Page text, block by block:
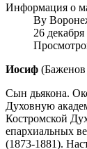
Информация о
By
26
Иосиф (Баженов
Сын дьякона.
Духовную
Костромской
епархиальных
(1873-1881).